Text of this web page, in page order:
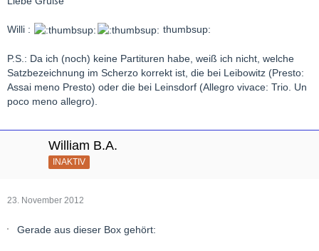
Willi : thumbsup:
P.S.: Da ich (noch) keine Partituren habe, weiß ich nicht, welche
Satzbezeichnung im Scherzo korrekt ist, die bei Leibowitz (Presto:
Assai meno Presto) oder die bei Leinsdorf (Allegro vivace: Trio. Un
poco meno allegro).
William B.A.
INAKTIV
23. November 2012
Gerade aus dieser Box gehört: